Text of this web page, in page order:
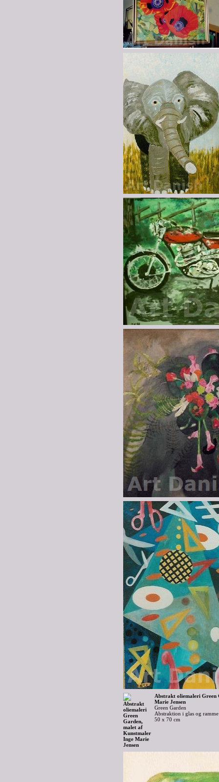
Abstrakt oliemaleri Green
Marie Jensen
Green Garden
Abstraktion i glas og
50 x 70 cm